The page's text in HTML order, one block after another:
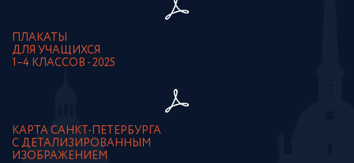
ПЛАКАТЫ
ДЛЯ УЧАЩИХСЯ
1–4 КЛАССОВ - 2025
КАРТА САНКТ-ПЕТЕРБУРГА
С ДЕТАЛИЗИРОВАННЫМ
ИЗОБРАЖЕНИЕМ